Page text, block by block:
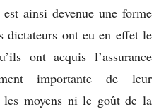
ainsi devenue une forme
dictateurs ont eu en effet le
ont acquis l’assurance
importante de leur
moyens ni le goût de la